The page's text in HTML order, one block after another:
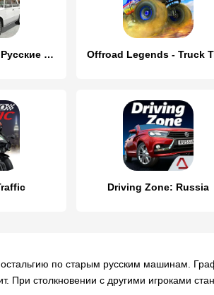
Жигули Копейка. Русские тачки
Driving Zone: Russia
по старым русским машинам.
При столкновении с другими игроками